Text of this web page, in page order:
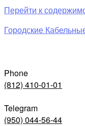
Перейти к
Городские
Phone
(812) 410-01-01
Telegram
(950) 044-56-44